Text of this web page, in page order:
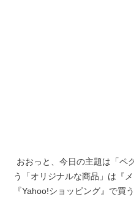
おおっと、今日の主題は「ペ
う「オリジナルな商品」は『
『Yahoo!ショッピング』で買